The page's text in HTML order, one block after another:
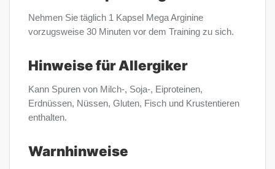
Nehmen Sie täglich 1 Kapsel Mega Arginine
vorzugsweise 30 Minuten vor dem Training zu sich.
Hinweise für Allergiker
Kann Spuren von Milch-, Soja-, Eiproteinen,
Erdnüssen, Nüssen, Gluten, Fisch und Krustentieren
enthalten.
Warnhinweise